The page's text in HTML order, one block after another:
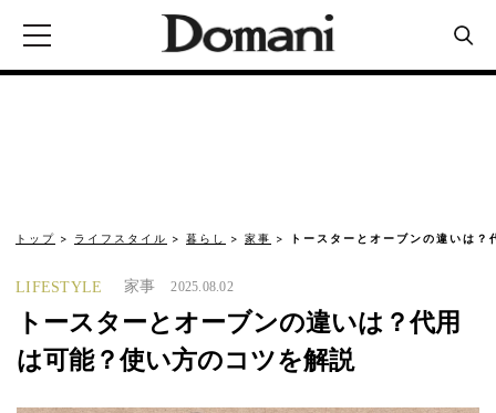
トップ ライフスタイル 暮らし 家事 トースターとオーブンの違いは
LIFESTYLE 家事 2025.08.02
トースターとオーブンの違いは？代用
は可能？使い方のコツを解説